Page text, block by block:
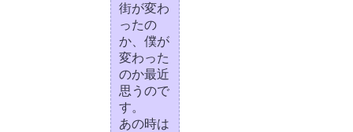
街が変わ
ったの
か、僕が
変わった
のか最近
思うので
す。
あの時は